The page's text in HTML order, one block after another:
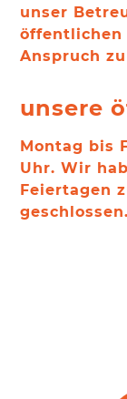
unser
öffentlichen
Anspruch
unsere
Montag bis
Uhr. Wir
Feiertagen
geschlossen.